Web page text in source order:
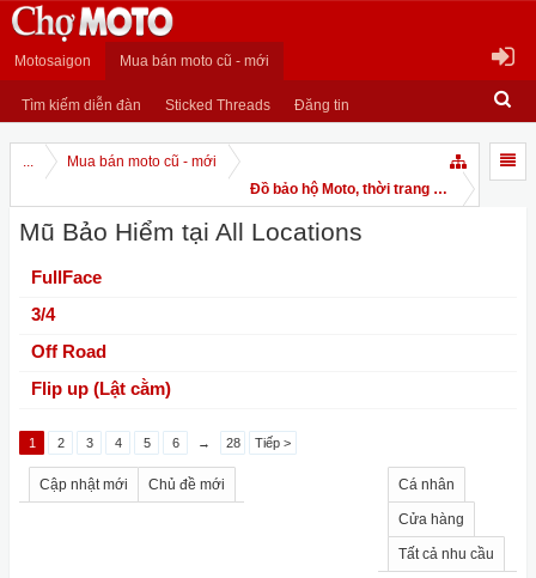
Motosaigon Mua bán moto cũ - mới
Tìm kiếm diễn đàn Sticked Threads Đăng tin
...
Mua bán moto cũ - mới
Đồ bảo hộ Moto, thời trang Moto
Mũ Bảo Hiểm tại All Locations
FullFace
3/4
Off Road
Flip up (Lật cằm)
1 2 3 4 5 6 → 28 Tiếp >
Cập nhật mới Chủ đề mới Cá nhân
Cửa hàng
Tất cả nhu cầu